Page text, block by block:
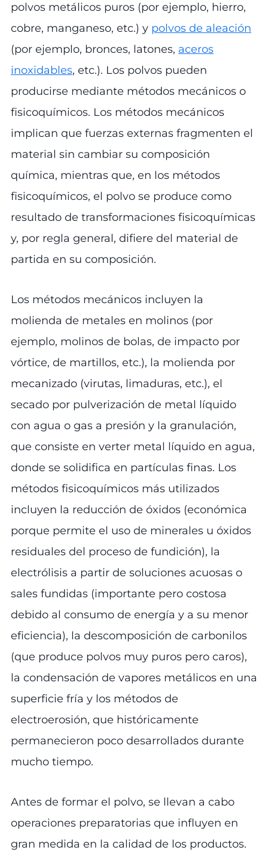
polvos metálicos puros (por ejemplo, hierro,
cobre, manganeso, etc.) y polvos de aleación
(por ejemplo, bronces, latones, aceros
inoxidables, etc.). Los polvos pueden
producirse mediante métodos mecánicos o
fisicoquímicos. Los métodos mecánicos
implican que fuerzas externas fragmenten el
material sin cambiar su composición
química, mientras que, en los métodos
fisicoquímicos, el polvo se produce como
resultado de transformaciones fisicoquímicas
y, por regla general, difiere del material de
partida en su composición.
Los métodos mecánicos incluyen la
molienda de metales en molinos (por
ejemplo, molinos de bolas, de impacto por
vórtice, de martillos, etc.), la molienda por
mecanizado (virutas, limaduras, etc.), el
secado por pulverización de metal líquido
con agua o gas a presión y la granulación,
que consiste en verter metal líquido en agua,
donde se solidifica en partículas finas. Los
métodos fisicoquímicos más utilizados
incluyen la reducción de óxidos (económica
porque permite el uso de minerales u óxidos
residuales del proceso de fundición), la
electrólisis a partir de soluciones acuosas o
sales fundidas (importante pero costosa
debido al consumo de energía y a su menor
eficiencia), la descomposición de carbonilos
(que produce polvos muy puros pero caros),
la condensación de vapores metálicos en una
superficie fría y los métodos de
electroerosión, que históricamente
permanecieron poco desarrollados durante
mucho tiempo.
Antes de formar el polvo, se llevan a cabo
operaciones preparatorias que influyen en
gran medida en la calidad de los productos.